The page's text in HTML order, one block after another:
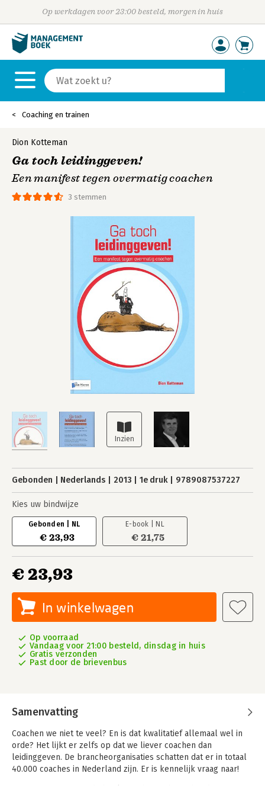
Op werkdagen voor 23:00 besteld, morgen in huis
Coaching en trainen
3 stemmen
Dion Kotteman
Ga toch leidinggeven!
Een manifest tegen overmatig coachen
Gebonden Nederlands 2013 1e druk 9789087537227
Kies uw bindwijze
Gebonden | NL
€ 23,93
E-book | NL
€ 21,75
€ 23,93
In winkelwagen
Op voorraad
Vandaag voor 21:00 besteld, dinsdag in huis
Gratis verzonden
Past door de brievenbus
Samenvatting
Coachen we niet te veel? En is dat kwalitatief allemaal wel in
orde? Het lijkt er zelfs op dat we liever coachen dan
leidinggeven. De brancheorganisaties schatten dat er in totaal
40.000 coaches in Nederland zijn. Er is kennelijk vraag naar!